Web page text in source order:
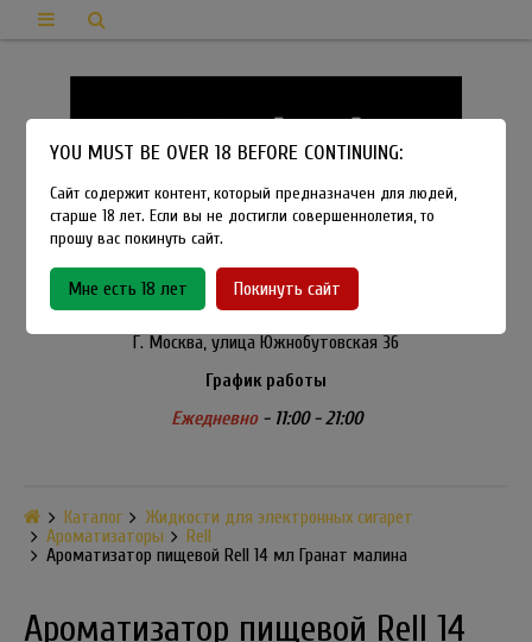
8-915-450-21-92
Розничный магазин Method Vapeshop
Г. Москва, улица Южнобутовская 36
График работы
Ежедневно- 11:00 - 21:00
Каталог
Жидкости для электронных сигарет
Ароматизаторы
Rell
Ароматизатор пищевой Rell 14 мл Гранат малина
Ароматизатор пищевой Rell 14
YOU MUST BE OVER 18 BEFORE CONTINUING:
Сайт содержит контент, который предназначен для людей,
старше 18 лет. Если вы не достигли совершеннолетия, то
прошу вас покинуть сайт.
Мне есть 18 лет Покинуть сайт